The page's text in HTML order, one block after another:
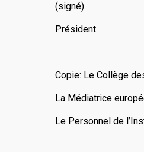
(signé)
Président
Copie: Le Collège
La Médiatrice
Le Personnel de